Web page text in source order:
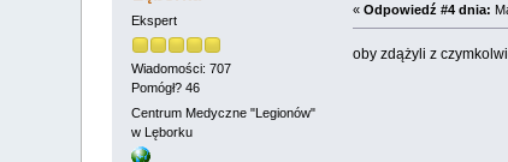
Ekspert
Wiadomości: 707
Pomógł? 46
Centrum Medyczne "Legionów"
w Lęborku
« Odpowiedź #4 dnia:
oby zdążyli z